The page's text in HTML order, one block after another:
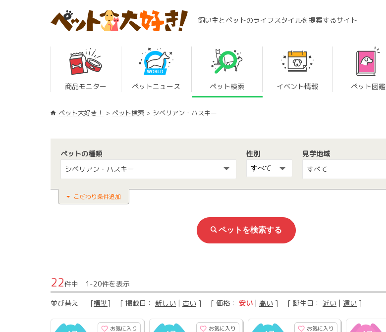
飼い主とペットのライフスタイルを提案するサイト
商品モニター ペットニュース ペット検索 イベント情報 ペット図鑑
ペット大好き！ ペット検索 シベリアン・ハスキー
ペットの種類
シベリアン・ハスキー
性別
見学地域
すべて
こだわり条件追加
22件中 1-20件を表示
並び替え [標準] [ 掲載日： 新しい | 古い ] [ 価格： 安い | 高い ] [ 誕生日： 近い | 遠い ]
お気に入り お気に入り お気に入り